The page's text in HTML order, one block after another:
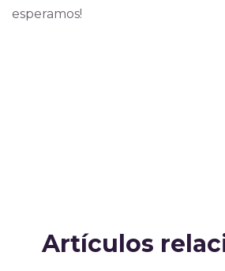
esperamos!
Artículos